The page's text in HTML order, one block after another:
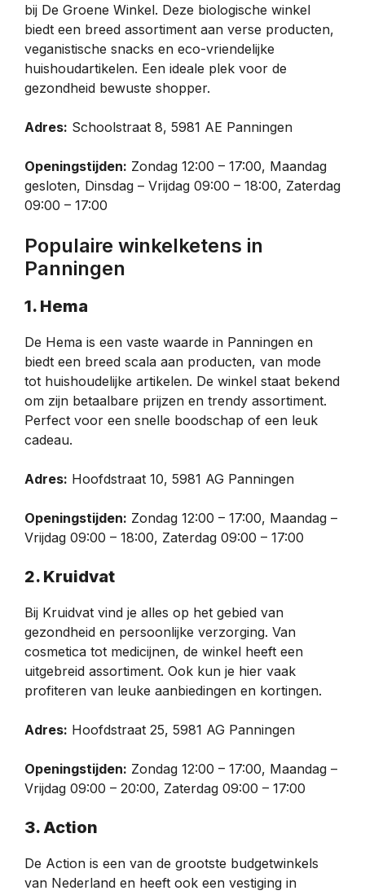
bij De Groene Winkel. Deze biologische winkel
biedt een breed assortiment aan verse producten,
veganistische snacks en eco-vriendelijke
huishoudartikelen. Een ideale plek voor de
gezondheid bewuste shopper.
Adres: Schoolstraat 8, 5981 AE Panningen
Openingstijden: Zondag 12:00 – 17:00, Maandag
gesloten, Dinsdag – Vrijdag 09:00 – 18:00, Zaterdag
09:00 – 17:00
Populaire winkelketens in
Panningen
1. Hema
De Hema is een vaste waarde in Panningen en
biedt een breed scala aan producten, van mode
tot huishoudelijke artikelen. De winkel staat bekend
om zijn betaalbare prijzen en trendy assortiment.
Perfect voor een snelle boodschap of een leuk
cadeau.
Adres: Hoofdstraat 10, 5981 AG Panningen
Openingstijden: Zondag 12:00 – 17:00, Maandag –
Vrijdag 09:00 – 18:00, Zaterdag 09:00 – 17:00
2. Kruidvat
Bij Kruidvat vind je alles op het gebied van
gezondheid en persoonlijke verzorging. Van
cosmetica tot medicijnen, de winkel heeft een
uitgebreid assortiment. Ook kun je hier vaak
profiteren van leuke aanbiedingen en kortingen.
Adres: Hoofdstraat 25, 5981 AG Panningen
Openingstijden: Zondag 12:00 – 17:00, Maandag –
Vrijdag 09:00 – 20:00, Zaterdag 09:00 – 17:00
3. Action
De Action is een van de grootste budgetwinkels
van Nederland en heeft ook een vestiging in